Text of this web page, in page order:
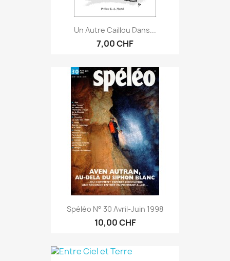
Un Autre Caillou Dans...
7,00 CHF
Spéléo N° 30 Avril-Juin 1998
10,00 CHF